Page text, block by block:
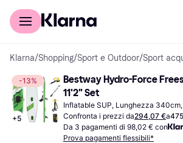
Per il tuo shopping
Klarna/Shopping/Sport e Outdoor/Sport
-13%
+5
Bestway Hydro-Force
11'2" Set
Inflatable SUP, Lunghezza
Confronta i prezzi da294,07 €a
Da 3 pagamenti di 98,02 € con
Prova pagamenti flessibili*